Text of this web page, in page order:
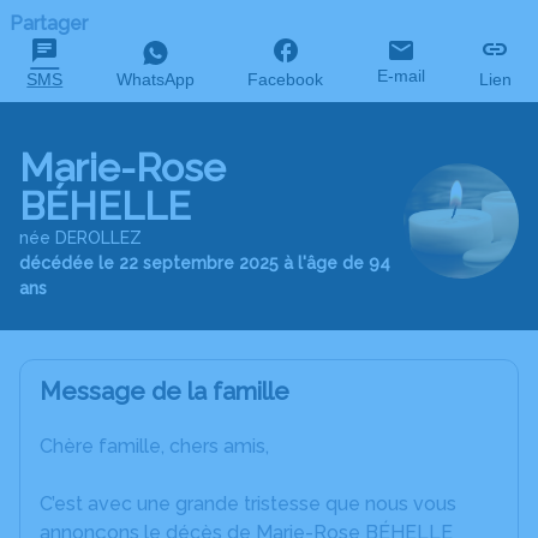
Partager
SMS WhatsApp Facebook E-mail Lien
Marie-Rose
BÉHELLE
née DEROLLEZ
décédée le 22 septembre 2025 à l'âge de 94
ans
Message de la famille
Chère famille, chers amis,
C’est avec une grande tristesse que nous vous
annonçons le décès de Marie-Rose BÉHELLE